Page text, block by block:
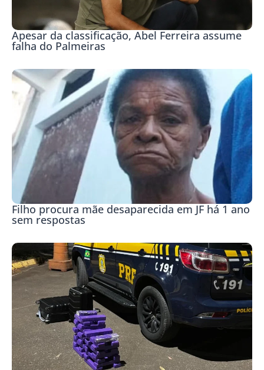
Apesar da classificação, Abel Ferreira assume
falha do Palmeiras
Filho procura mãe desaparecida em JF há 1 ano
sem respostas